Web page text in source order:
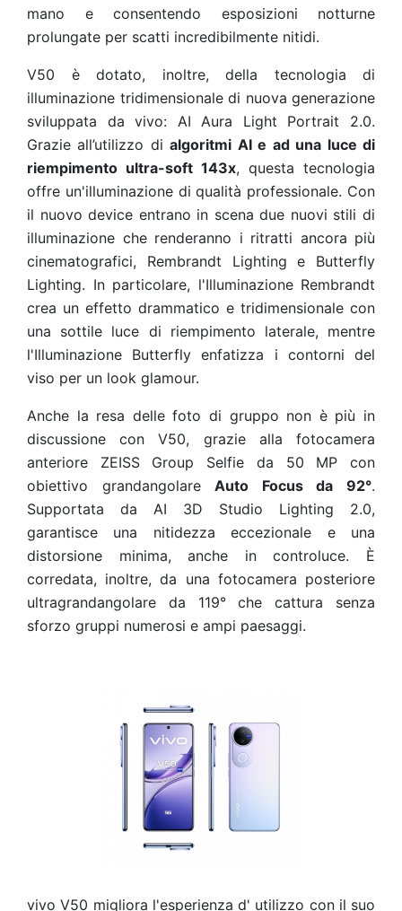
mano e consentendo esposizioni notturne
prolungate per scatti incredibilmente nitidi.
V50 è dotato, inoltre, della tecnologia di
illuminazione tridimensionale di nuova generazione
sviluppata da vivo: AI Aura Light Portrait 2.0.
Grazie all’utilizzo dialgoritmi AI e ad una luce di
riempimento ultra-soft 143x, questa tecnologia
offre un'illuminazione di qualità professionale. Con
il nuovo device entrano in scena due nuovi stili di
illuminazione che renderanno i ritratti ancora più
cinematografici, Rembrandt Lighting e Butterfly
Lighting. In particolare, l'Illuminazione Rembrandt
crea un effetto drammatico e tridimensionale con
una sottile luce di riempimento laterale, mentre
l'Illuminazione Butterfly enfatizza i contorni del
viso per un look glamour.
Anche la resa delle foto di gruppo non è più in
discussione con V50, grazie alla fotocamera
anteriore ZEISS Group Selfie da 50 MP con
obiettivo grandangolareAuto Focus da 92°.
Supportata da AI 3D Studio Lighting 2.0,
garantisce una nitidezza eccezionale e una
distorsione minima, anche in controluce. È
corredata, inoltre, da una fotocamera posteriore
ultragrandangolare da 119°
che cattura senza
sforzo gruppi numerosi e ampi paesaggi.
vivo V50 migliora l'esperienza d' utilizzo con il suo